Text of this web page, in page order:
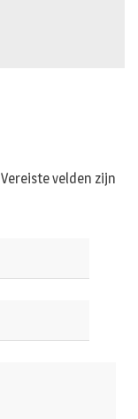
Vereiste velden zijn